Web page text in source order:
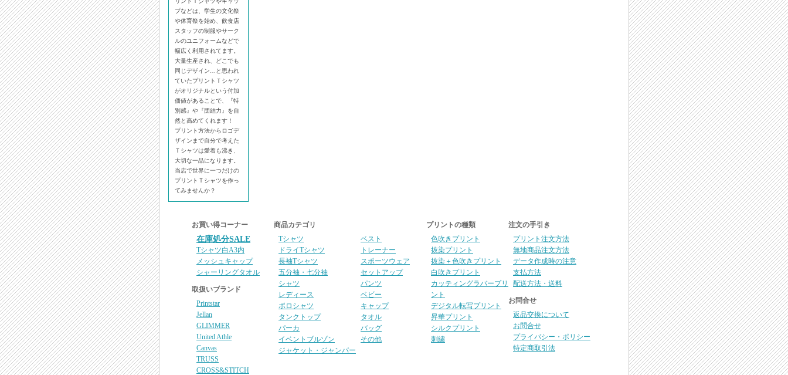
プなどは、学生の文化祭
や体育祭を始め、飲食店
スタッフの制服やサーク
ルのユニフォームなどで
幅広く利用されてます。
大量生産され、どこでも
同じデザイン…と思われ
ていたプリントＴシャツ
がオリジナルという付加
価値があることで、『特
別感』や『団結力』を自
然と高めてくれます！
プリント方法からロゴデ
ザインまで自分で考えた
Ｔシャツは愛着も沸き、
大切な一品になります。
当店で世界に一つだけの
プリントＴシャツを作っ
てみませんか？
お買い得コーナー
在庫処分SALE
Tシャツ白A3内
メッシュキャップ
シャーリングタオル
取扱いブランド
Printstar
Jellan
GLIMMER
United Athle
Canvas
TRUSS
CROSS&STITCH
商品カテゴリ
Tシャツ
ドライTシャツ
長袖Tシャツ
五分袖・七分袖
シャツ
レディース
ポロシャツ
タンクトップ
パーカ
イベントブルゾン
ジャケット・ジャンパー
ベスト
トレーナー
スポーツウェア
セットアップ
パンツ
ベビー
キャップ
タオル
バッグ
その他
プリントの種類
色吹きプリント
抜染プリント
抜染＋色吹きプリント
白吹きプリント
カッティングラバープリ
ント
デジタル転写プリント
昇華プリント
シルクプリント
刺繍
注文の手引き
プリント注文方法
無地商品注文方法
データ作成時の注意
支払方法
配送方法・送料
お問合せ
返品交換について
お問合せ
プライバシー・ポリシー
特定商取引法